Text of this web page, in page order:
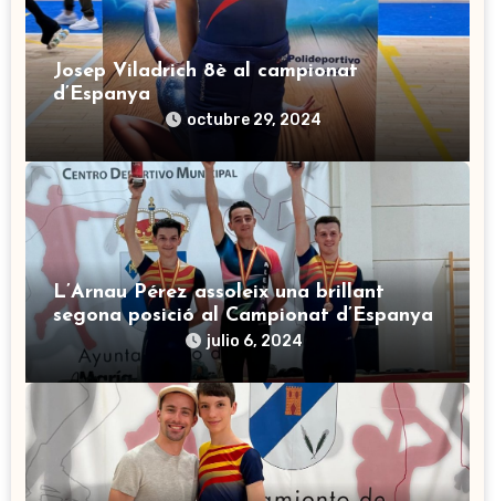
Josep Viladrich 8è al campionat
d’Espanya
octubre 29, 2024
L’Arnau Pérez assoleix una brillant
segona posició al Campionat d’Espanya
julio 6, 2024